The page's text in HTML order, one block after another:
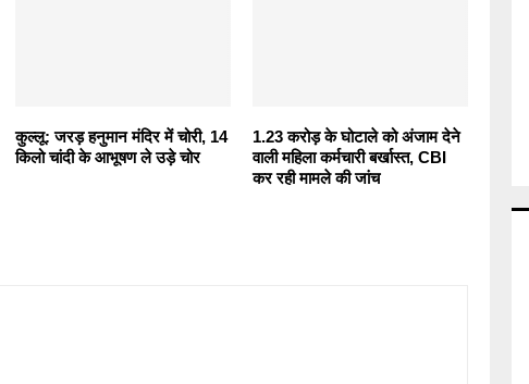
कुल्लू: जरड़ हनुमान मंदिर में चोरी, 14
किलो चांदी के आभूषण ले उड़े चोर
1.23 करोड़ के घोटाले को अंजाम देने
वाली महिला कर्मचारी बर्खास्त, CBI
कर रही मामले की जांच